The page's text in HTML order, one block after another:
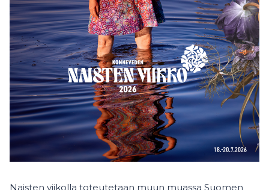
Naisten viikolla toteutetaan muun muassa Suomen